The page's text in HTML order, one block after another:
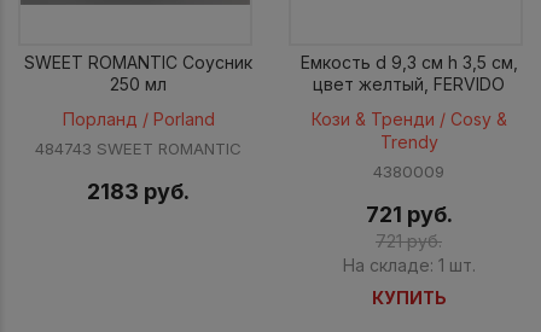
SWEET ROMANTIC Соусник
250 мл
Порланд / Porland
484743 SWEET ROMANTIC
2183 руб.
Емкость d 9,3 см h 3,5 см,
цвет желтый, FERVIDO
Кози & Тренди / Cosy &
Trendy
4380009
721 руб.
721 руб.
На складе: 1 шт.
КУПИТЬ